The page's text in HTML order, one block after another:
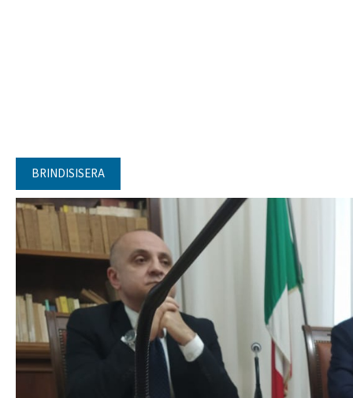
BRINDISISERA